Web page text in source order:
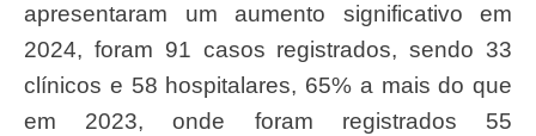
apresentaram um aumento significativo em
2024, foram 91 casos registrados, sendo 33
clínicos e 58 hospitalares, 65% a mais do que
em 2023, onde foram registrados 55